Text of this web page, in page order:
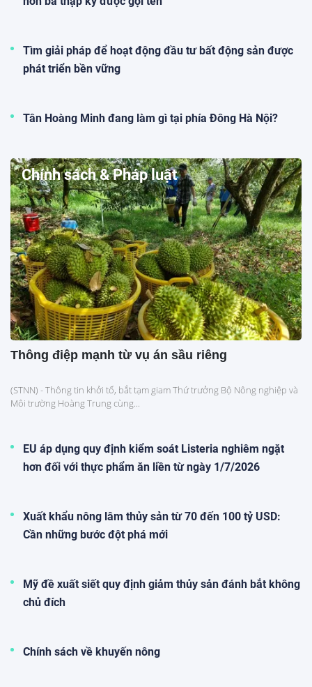
Tìm giải pháp để hoạt động đầu tư bất động sản được
phát triển bền vững
Tân Hoàng Minh đang làm gì tại phía Đông Hà Nội?
Chính sách & Pháp luật
Thông điệp mạnh từ vụ án sầu riêng
(STNN) - Thông tin khởi tố, bắt tạm giam Thứ trưởng Bộ Nông nghiệp và
Môi trường Hoàng Trung cùng...
EU áp dụng quy định kiểm soát Listeria nghiêm ngặt
hơn đối với thực phẩm ăn liền từ ngày 1/7/2026
Xuất khẩu nông lâm thủy sản từ 70 đến 100 tỷ USD:
Cần những bước đột phá mới
Mỹ đề xuất siết quy định giảm thủy sản đánh bắt không
chủ đích
Chính sách về khuyến nông